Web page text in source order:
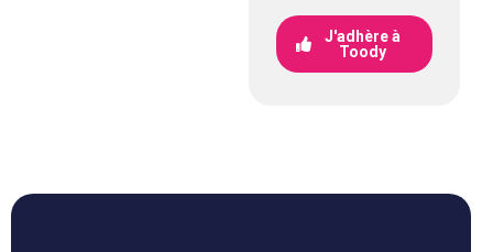
J'adhère à
Toody